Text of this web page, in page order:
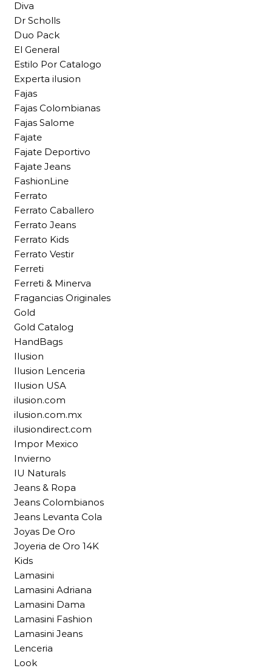
Diva
Dr Scholls
Duo Pack
El General
Estilo Por Catalogo
Experta ilusion
Fajas
Fajas Colombianas
Fajas Salome
Fajate
Fajate Deportivo
Fajate Jeans
FashionLine
Ferrato
Ferrato Caballero
Ferrato Jeans
Ferrato Kids
Ferrato Vestir
Ferreti
Ferreti & Minerva
Fragancias Originales
Gold
Gold Catalog
HandBags
Ilusion
Ilusion Lenceria
Ilusion USA
ilusion.com
ilusion.com.mx
ilusiondirect.com
Impor Mexico
Invierno
IU Naturals
Jeans & Ropa
Jeans Colombianos
Jeans Levanta Cola
Joyas De Oro
Joyeria de Oro 14K
Kids
Lamasini
Lamasini Adriana
Lamasini Dama
Lamasini Fashion
Lamasini Jeans
Lenceria
Look